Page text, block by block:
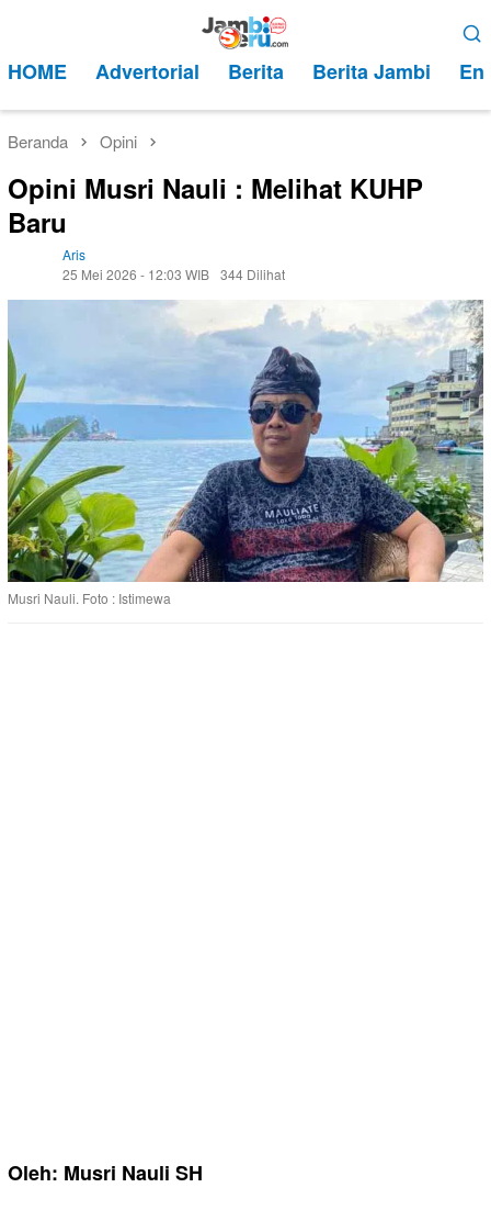
kontenMobile
HOME Advertorial Berita Berita Jambi
Beranda Opini
Opini Musri Nauli : Melihat KUHP
Baru
Aris
25 Mei 2026 - 12:03 WIB 344 Dilihat
Musri Nauli. Foto : Istimewa
Oleh: Musri Nauli SH